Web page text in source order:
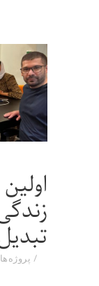
پروژه‌ها